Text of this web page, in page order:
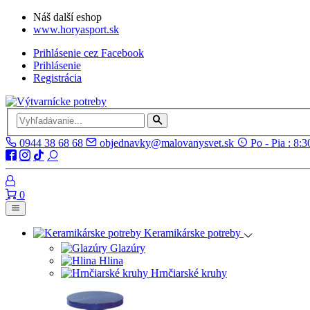
Náš další eshop
www.horyasport.sk
Prihlásenie cez Facebook
Prihlásenie
Registrácia
0944 38 68 68 objednavky@malovanysvet.sk Po - Pia :
0
Keramikárske potreby
Glazúry
Hlina
Hrnčiarské kruhy